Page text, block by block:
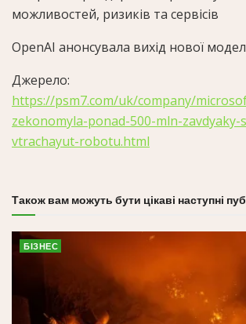
можливостей, ризиків та сервісів
OpenAI анонсувала вихід нової
Джерело:
https://psm7.com/uk/company/
zekonomyla-ponad-500-mln-zavdyaky-
vtrachayut-robotu.html
Також вам можуть бути цікаві наступні
БІЗНЕС